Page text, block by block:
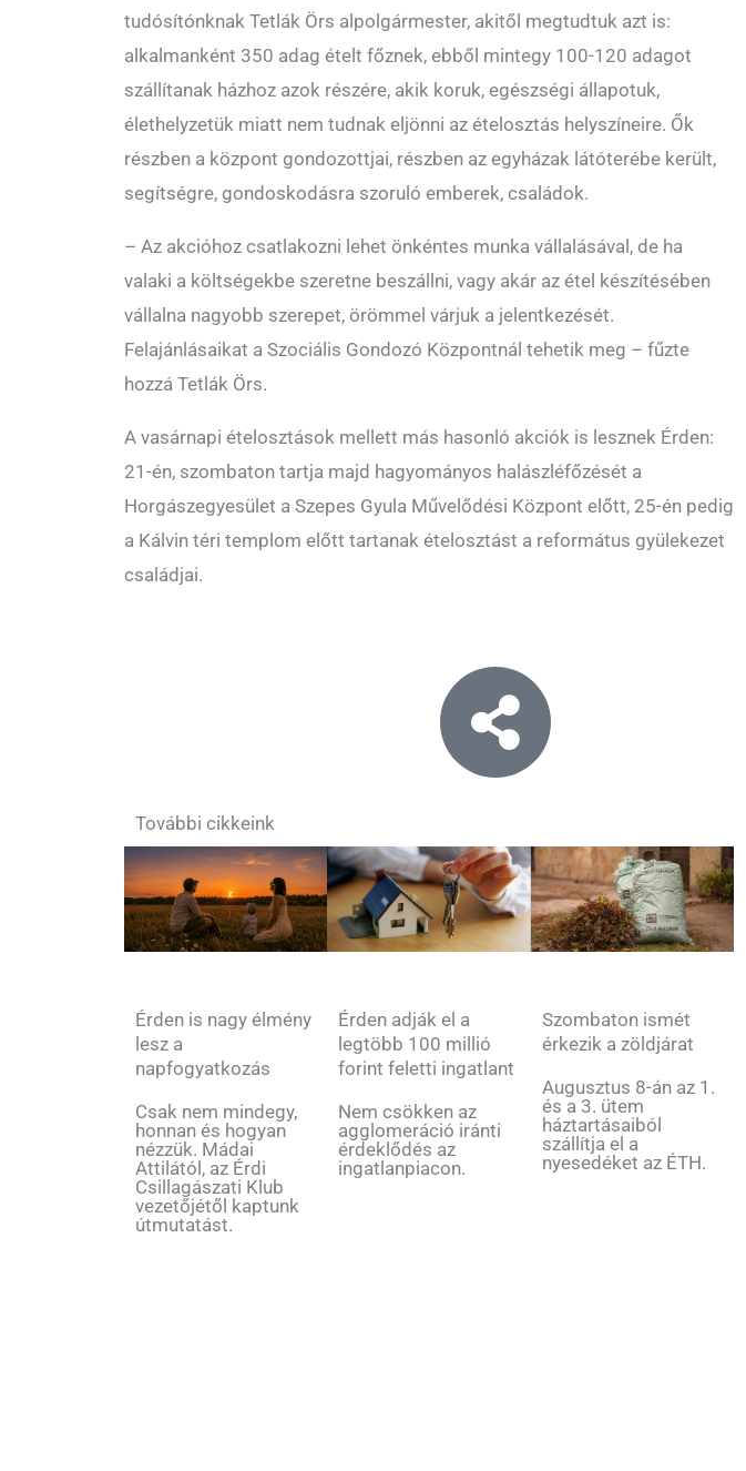
tudósítónknak Tetlák Örs alpolgármester, akitől megtudtuk azt is:
alkalmanként 350 adag ételt főznek, ebből mintegy 100-120 adagot
szállítanak házhoz azok részére, akik koruk, egészségi állapotuk,
élethelyzetük miatt nem tudnak eljönni az ételosztás helyszíneire. Ők
részben a központ gondozottjai, részben az egyházak látóterébe került,
segítségre, gondoskodásra szoruló emberek, családok.
– Az akcióhoz csatlakozni lehet önkéntes munka vállalásával, de ha
valaki a költségekbe szeretne beszállni, vagy akár az étel készítésében
vállalna nagyobb szerepet, örömmel várjuk a jelentkezését.
Felajánlásaikat a Szociális Gondozó Központnál tehetik meg – fűzte
hozzá Tetlák Örs.
A vasárnapi ételosztások mellett más hasonló akciók is lesznek Érden:
21-én, szombaton tartja majd hagyományos halászléfőzését a
Horgászegyesület a Szepes Gyula Művelődési Központ előtt, 25-én pedig
a Kálvin téri templom előtt tartanak ételosztást a református gyülekezet
családjai.
További cikkeink
Érden is nagy élmény
lesz a
napfogyatkozás
Csak nem mindegy,
honnan és hogyan
nézzük. Mádai
Attilától, az Érdi
Csillagászati Klub
vezetőjétől kaptunk
útmutatást.
Érden adják el a
legtöbb 100 millió
forint feletti ingatlant
Nem csökken az
agglomeráció iránti
érdeklődés az
ingatlanpiacon.
Szombaton ismét
érkezik a zöldjárat
Augusztus 8-án az 1.
és a 3. ütem
háztartásaiból
szállítja el a
nyesedéket az ÉTH.